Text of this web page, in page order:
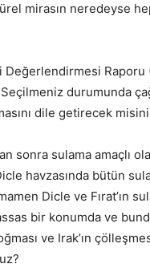
mirasın neredeyse
Değerlendirmesi
durumunda
dile getirecek
sonra sulama amaçlı
havzasında bütün
Dicle ve Fırat’ın
bir konumda ve
ve Irak’ın